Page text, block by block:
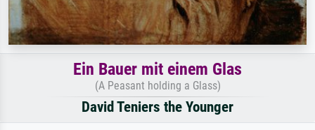
Ein Bauer mit einem Glas
(A Peasant holding a Glass)
David Teniers the Younger